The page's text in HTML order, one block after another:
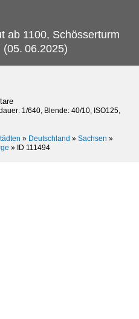
ab 1100, Schösserturm
(05. 06.2025)
1/640, Blende: 40/10, ISO125,
» Deutschland » Sachsen »
» ID 111494